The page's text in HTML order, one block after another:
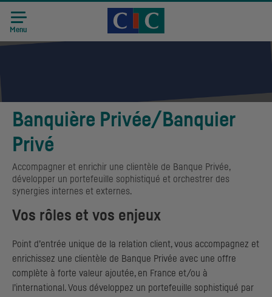
Accueil CIC Recrutement
Menu
Banquière Privée/Banquier
Privé
Accompagner et enrichir une clientèle de Banque Privée,
développer un portefeuille sophistiqué et orchestrer des
synergies internes et externes.
Vos rôles et vos enjeux
Point d’entrée unique de la relation client, vous accompagnez et
enrichissez une clientèle de Banque Privée avec une offre
complète à forte valeur ajoutée, en France et/ou à
l’international. Vous développez un portefeuille sophistiqué par